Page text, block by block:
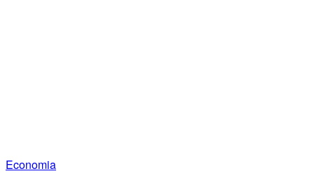
Economia